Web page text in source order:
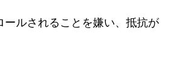
ルされることを嫌い、抵抗が